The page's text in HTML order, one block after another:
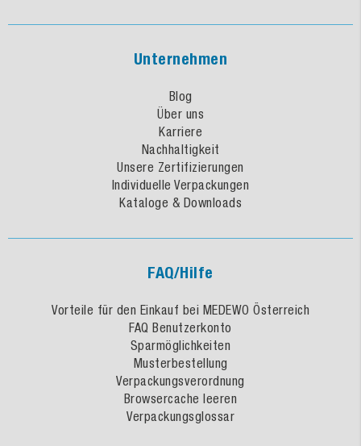
Unternehmen
Blog
Über uns
Karriere
Nachhaltigkeit
Unsere Zertifizierungen
Individuelle Verpackungen
Kataloge & Downloads
FAQ/Hilfe
Vorteile für den Einkauf bei MEDEWO Österreich
FAQ Benutzerkonto
Sparmöglichkeiten
Musterbestellung
Verpackungsverordnung
Browsercache leeren
Verpackungsglossar